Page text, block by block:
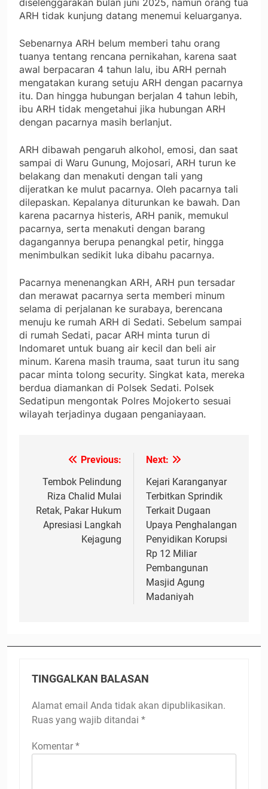
ARH tidak kunjung datang menemui keluarganya.
Sebenarnya ARH belum memberi tahu orang
tuanya tentang rencana pernikahan, karena saat
awal berpacaran 4 tahun lalu, ibu ARH pernah
mengatakan kurang setuju ARH dengan pacarnya
itu. Dan hingga hubungan berjalan 4 tahun lebih,
ibu ARH tidak mengetahui jika hubungan ARH
dengan pacarnya masih berlanjut.
ARH dibawah pengaruh alkohol, emosi, dan saat
sampai di Waru Gunung, Mojosari, ARH turun ke
belakang dan menakuti dengan tali yang
dijeratkan ke mulut pacarnya. Oleh pacarnya tali
dilepaskan. Kepalanya diturunkan ke bawah. Dan
karena pacarnya histeris, ARH panik, memukul
pacarnya, serta menakuti dengan barang
dagangannya berupa penangkal petir, hingga
menimbulkan sedikit luka dibahu pacarnya.
Pacarnya menenangkan ARH, ARH pun tersadar
dan merawat pacarnya serta memberi minum
selama di perjalanan ke surabaya, berencana
menuju ke rumah ARH di Sedati. Sebelum sampai
di rumah Sedati, pacar ARH minta turun di
Indomaret untuk buang air kecil dan beli air
minum. Karena masih trauma, saat turun itu sang
pacar minta tolong security. Singkat kata, mereka
berdua diamankan di Polsek Sedati. Polsek
Sedatipun mengontak Polres Mojokerto sesuai
wilayah terjadinya dugaan penganiayaan.
Navigasi
pos
Previous:
Tembok Pelindung
Riza Chalid Mulai
Retak, Pakar Hukum
Apresiasi Langkah
Kejagung
Next:
Kejari Karanganyar
Terbitkan Sprindik
Terkait Dugaan
Upaya Penghalangan
Penyidikan Korupsi
Rp 12 Miliar
Pembangunan
Masjid Agung
Madaniyah
TINGGALKAN BALASAN
Alamat email Anda tidak akan dipublikasikan.
Ruas yang wajib ditandai *
Komentar *